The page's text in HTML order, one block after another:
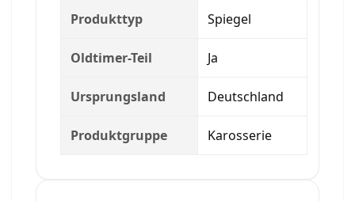
Produkttyp Spiegel
Oldtimer-Teil Ja
Ursprungsland Deutschland
Produktgruppe Karosserie